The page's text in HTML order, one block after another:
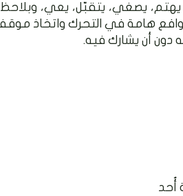
يهتم، يصغي، يتقبّل، يعي،
هامة في التحرك واتخاذ
دون أن يشارك فيه.